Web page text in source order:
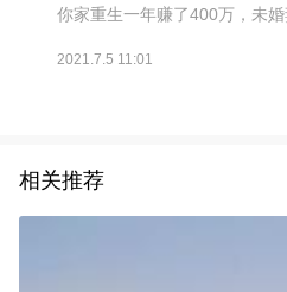
你家重生一年赚了400万，未
2021.7.5 11:01
相关推荐